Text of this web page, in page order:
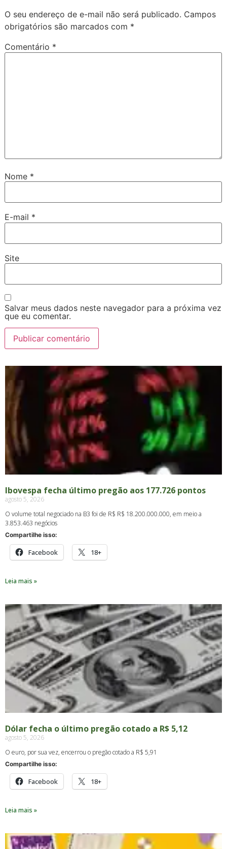
O seu endereço de e-mail não será publicado. Campos
obrigatórios são marcados com *
Comentário *
Nome *
E-mail *
Site
Salvar meus dados neste navegador para a próxima vez
que eu comentar.
Ibovespa fecha último pregão aos 177.726 pontos
agosto 5, 2026
O volume total negociado na B3 foi de R$ R$ 18.200.000.000, em meio a
3.853.463 negócios
Compartilhe isso:
Facebook 18+
Leia mais »
Dólar fecha o último pregão cotado a R$ 5,12
agosto 5, 2026
O euro, por sua vez, encerrou o pregão cotado a R$ 5,91
Compartilhe isso:
Facebook 18+
Leia mais »